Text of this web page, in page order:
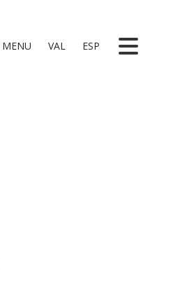
MENU VAL ESP